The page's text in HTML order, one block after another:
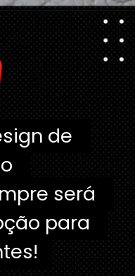
de
será
para
de
será
para